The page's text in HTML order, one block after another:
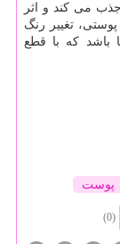
می كند و اثر
تغییر رنگ
باشد كه با قطع
پوست
(0)